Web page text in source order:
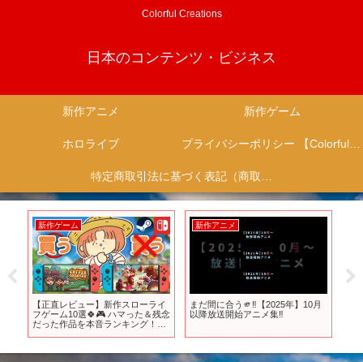
Colorful Creations
日本のコンテンツ・ビジネス
新作アニメ 新作ゲーム
ホロライブ プライバシーポリシー 【Colorful Creation】
特定商取引法に基づく表記（商取引に関する開示）
新作ゲーム
【正直レビュー】新作スローライ
フゲーム10選🍀🎮 ハマった＆残念
だった作品を本音ランキング！
新作アニメ
まだ間に合う🫵‼️【2025年】10月
以降放送開始アニメ集‼️